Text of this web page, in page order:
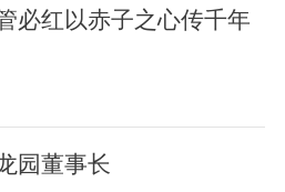
必红以赤子之心传千年
园董事长